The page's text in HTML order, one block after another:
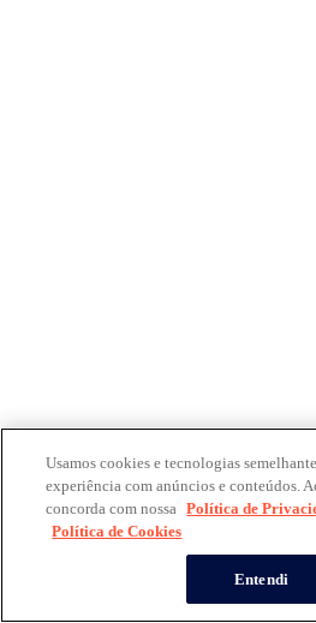
Usamos cookies e tecnologias
experiência com anúncios e conteúdos.
concorda com nossa Política de
Política de Cookies
Entendi